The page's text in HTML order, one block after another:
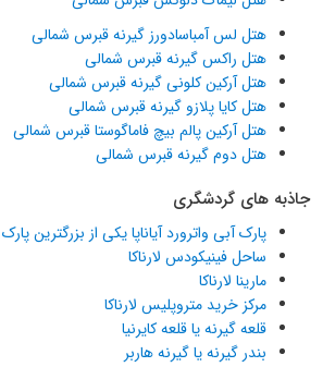
هتل لس آمباسادورز گیرنه قبرس شمالی
هتل راکس گیرنه قبرس شمالی
هتل آرکین کلونی گیرنه قبرس شمالی
هتل کایا پلازو گیرنه قبرس شمالی
هتل آرکین پالم بیچ فاماگوستا قبرس شمالی
هتل دوم گیرنه قبرس شمالی
جاذبه های گردشگری
پارک آبی واترورد آیاناپا یکی از بزرگترین
ساحل فینیکودس لارناکا
مارینا لارناکا
مرکز خرید متروپلیس لارناکا
قلعه گیرنه یا قلعه کایرنیا
بندر گیرنه یا گیرنه هاربر